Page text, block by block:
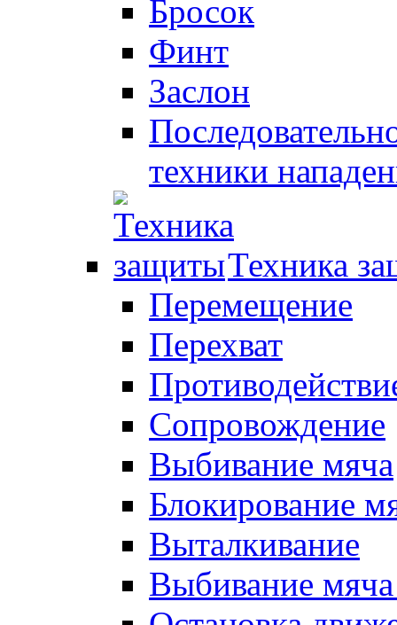
Бросок
Финт
Заслон
техники
Техника
Перемещение
Перехват
Сопровождение
Выбивание мяча
Блокирование
Выталкивание
Выбивание